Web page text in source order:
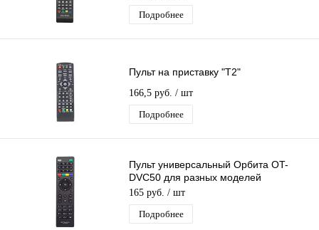
Подробнее
Пульт на приставку "Т2"
166,5 руб. / шт
Подробнее
Пульт универсальный Орбита OT-
DVC50 для разных моделей
приставок МТС
165 руб. / шт
Подробнее